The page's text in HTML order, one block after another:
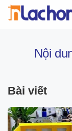
Chuyển
đến
Nội
Bài viết